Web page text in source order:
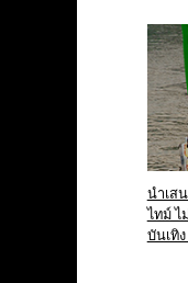
นำเส
ไทม์ ไ
บันเทิ